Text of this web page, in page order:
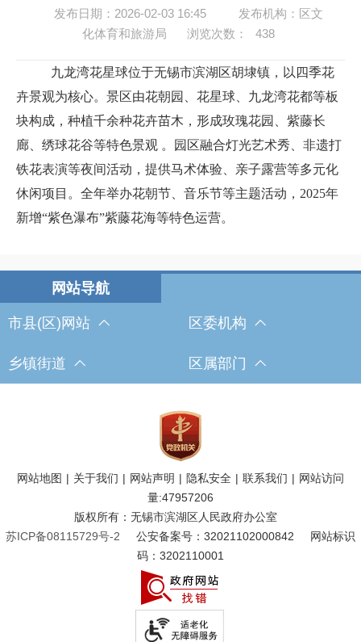
发布日期：2026-02-03 16:45
发布机构：区文
化体育和旅游局
浏览次数： 438
九龙湾花星球位于无锡市滨湖区胡埭镇，以四季花
卉景观为核心。景区由花朝园、花星球、九龙湾花都等板
块构成，种植千余种花卉苗木，形成玫瑰花园、紫藤长
廊、绣球花谷等特色景观 。园区融合灯光艺术秀、非遗打
铁花表演等夜间活动，提供马术体验、亲子露营等多元化
休闲项目。全年举办花朝节、音乐节等主题活动，2025年
新增“紫色瀑布”紫藤花海等特色运营。
市县(区)网站 区委机构
乡镇街道 区属部门
网站地图 | 关于我们 | 网站声明 | 隐私安全 | 联系我们 | 网站访问
量:47957206
版权所有：无锡市滨湖区人民政府办公室
苏ICP备08115729号-2
公安备案号：32021102000842
网站标识
码：3202110001